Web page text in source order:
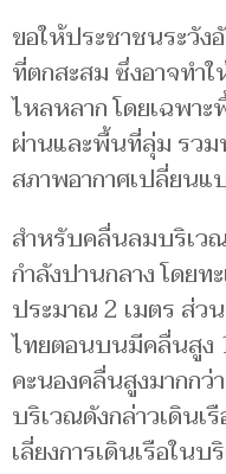
ขอให้ประชาชนระวั
ที่ตกสะสม ซึ่งอาจทำ
ไหลหลาก โดยเฉพาะ
ผ่านและพื้นที่ลุ่ม รว
สภาพอากาศเปลี่ยนแ
สำหรับคลื่นลมบริเว
กำลังปานกลาง โดย
ประมาณ 2 เมตร ส่ว
ไทยตอนบนมีคลื่นสูง
คะนองคลื่นสูงมากกว่
บริเวณดังกล่าวเดินเ
เลี่ยงการเดินเรือใน